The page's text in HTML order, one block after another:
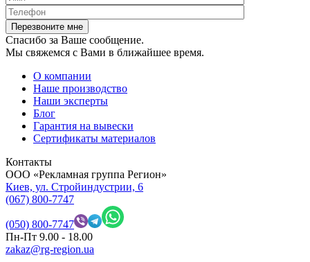
Спасибо за Ваше сообщение.
Мы свяжемся с Вами в ближайшее время.
О компании
Наше производство
Наши эксперты
Блог
Гарантия на вывески
Сертификаты материалов
Контакты
OOO «Рекламная группа Регион»
Киев, ул. Стройиндустрии, 6
(067) 800-7747
(050) 800-7747
Пн-Пт 9.00 - 18.00
zakaz@rg-region.ua